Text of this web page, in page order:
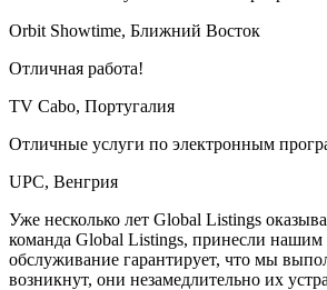
Orbit Showtime, Ближний Восток
Отличная работа!
TV Cabo, Португалия
Отличные услуги по электронным
UPC, Венгрия
Уже несколько лет Global Listings
команда Global Listings, принесли нашим
обслуживание гарантирует, что мы
возникнут, они незамедлительно их